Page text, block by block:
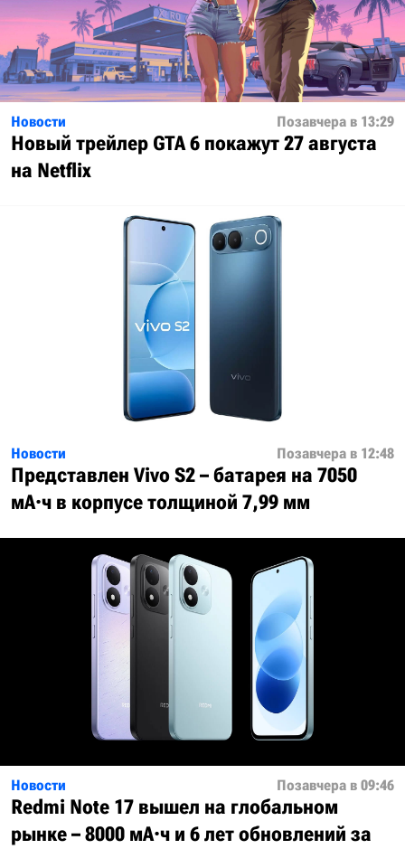
Новости Позавчера в 13:29
Новый трейлер GTA 6 покажут 27 августа
на Netflix
Новости Позавчера в 12:48
Представлен Vivo S2 – батарея на 7050
мА·ч в корпусе толщиной 7,99 мм
Новости Позавчера в 09:46
Redmi Note 17 вышел на глобальном
рынке – 8000 мА·ч и 6 лет обновлений за